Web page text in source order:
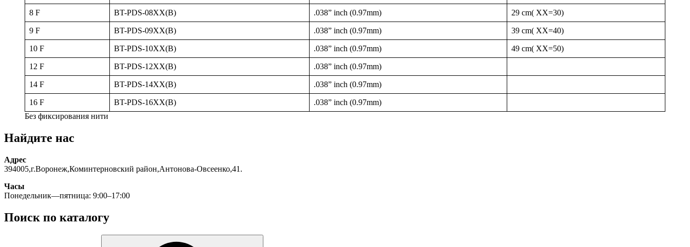
8 F BT-PDS-08XX(B) .038” inch (0.97mm) 29 cm( XX=30)
9 F BT-PDS-09XX(B) .038” inch (0.97mm) 39 cm( XX=40)
10 F BT-PDS-10XX(B) .038” inch (0.97mm) 49 cm( XX=50)
12 F BT-PDS-12XX(B) .038” inch (0.97mm)
14 F BT-PDS-14XX(B) .038” inch (0.97mm)
16 F BT-PDS-16XX(B)
.038” inch (0.97mm)
Без фиксирования нити
Найдите нас
Адрес
394005,г.Воронеж,Коминтерновский район,Антонова-Овсеенко,41.
Часы
Понедельник—пятница: 9:00–17:00
Поиск по каталогу